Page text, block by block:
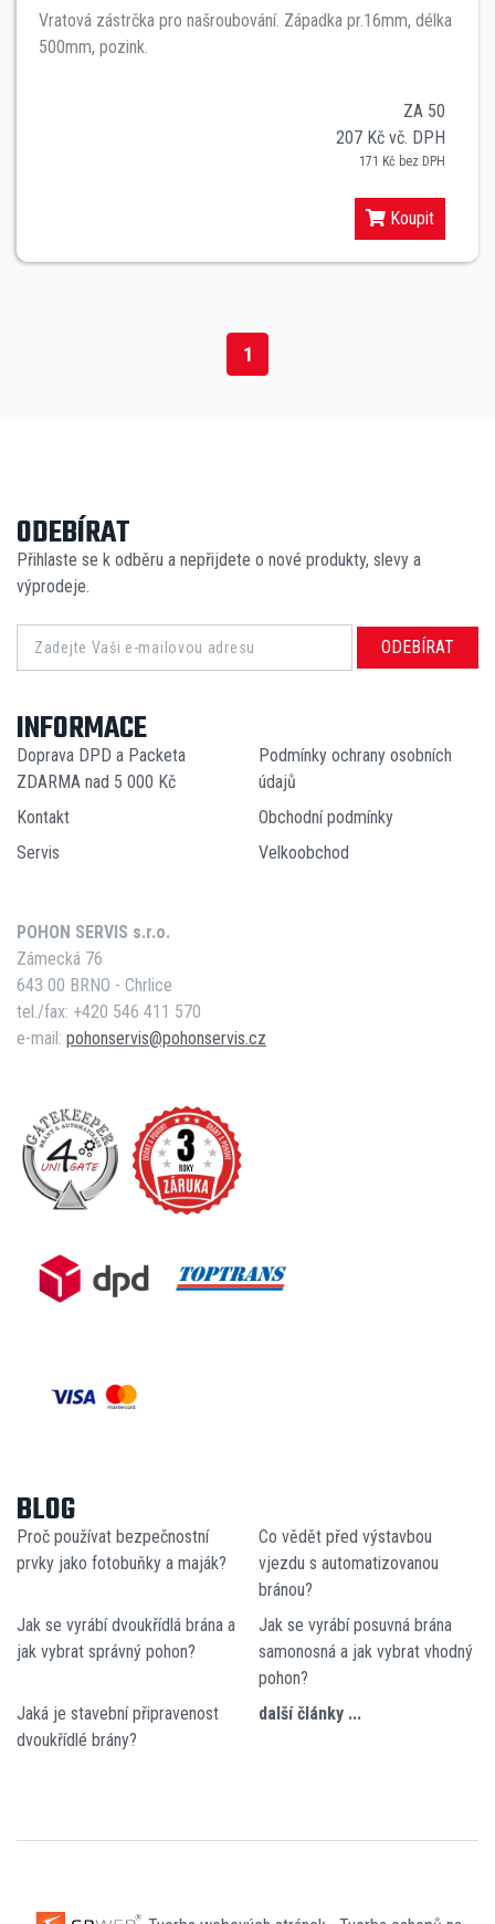
Vratová zástrčka pro našroubování. Západka pr.16mm, délka
500mm, pozink.
ZA 50
207 Kč vč. DPH
171 Kč bez DPH
Koupit
1
ODEBÍRAT
Přihlaste se k odběru a nepřijdete o nové produkty, slevy a
výprodeje.
ODEBÍRAT
INFORMACE
Doprava DPD a Packeta
ZDARMA nad 5 000 Kč
Podmínky ochrany osobních
údajů
Kontakt
Obchodní podmínky
Servis
Velkoobchod
POHON SERVIS s.r.o.
Zámecká 76
643 00 BRNO - Chrlice
tel./fax: +420 546 411 570
e-mail: pohonservis@pohonservis.cz
BLOG
Proč používat bezpečnostní
prvky jako fotobuňky a maják?
Co vědět před výstavbou
vjezdu s automatizovanou
bránou?
Jak se vyrábí dvoukřídlá brána a
jak vybrat správný pohon?
Jak se vyrábí posuvná brána
samonosná a jak vybrat vhodný
pohon?
Jaká je stavební připravenost
dvoukřídlé brány?
další články ...